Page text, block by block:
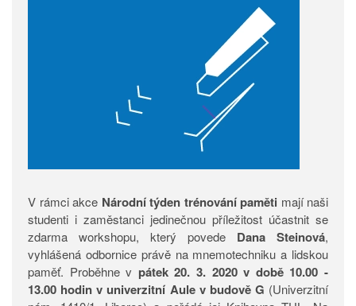
V rámci akce Národní týden trénování paměti mají naši
studenti i zaměstanci jedinečnou příležitost účastnit se
zdarma workshopu, který povede Dana Steinová,
vyhlášená odbornice právě na mnemotechniku a lidskou
paměť. Proběhne v pátek 20. 3. 2020 v době 10.00 -
13.00 hodin v univerzitní Aule v budově G (Univerzitní